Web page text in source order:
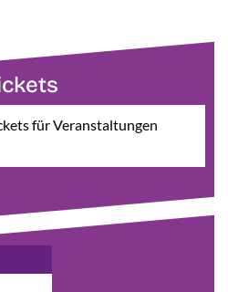
für Veranstaltungen